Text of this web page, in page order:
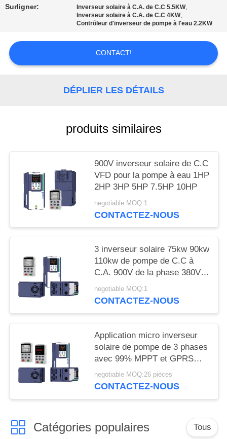
DU
SITE
POLITIQUE
PROTECTION
Surligner: Inverseur solaire à C.A. de C.C 5.5KW,
Inverseur solaire à C.A. de C.C 4KW,
Contrôleur d'inverseur de pompe à l'eau 2.2KW
CONTACT!
DÉPLIER LES DÉTAILS
produits similaires
900V inverseur solaire de C.C
VFD pour la pompe à eau 1HP
2HP 3HP 5HP 7.5HP 10HP
negotiable MOQ:1
CONTACTEZ-NOUS
3 inverseur solaire 75kw 90kw
110kw de pompe de C.C à
C.A. 900V de la phase 380V
avec MPPT
negotiable MOQ:1
CONTACTEZ-NOUS
Application micro inverseur
solaire de pompe de 3 phases
avec 99% MPPT et GPRS
efficaces
negotiable MOQ:26 pièces
CONTACTEZ-NOUS
Catégories populaires Tous